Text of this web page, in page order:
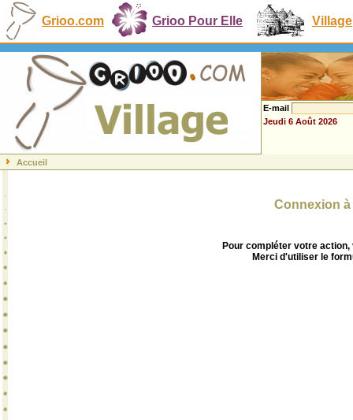
Grioo.com Grioo Pour Elle Village
E-mail
Jeudi 6 Août 2026
Accueil
Connexion
Pour compléter votre
Merci d'utiliser le